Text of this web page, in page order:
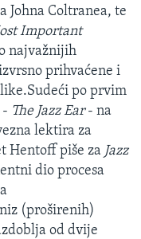
Johna Coltranea, te
Important
najvažnijih
prihvaćene i
po prvim
- The Jazz Ear- na
lektira za
Hentoff piše za Jazz
dio procesa
(proširenih)
od dvije